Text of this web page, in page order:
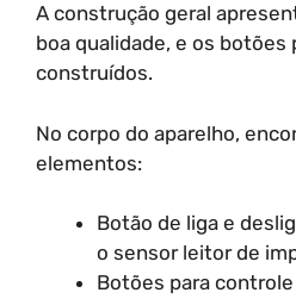
A construção geral
boa qualidade, e os botões
construídos.
No corpo do aparelho,
elementos:
Botão de liga e
o sensor leitor de
Botões para